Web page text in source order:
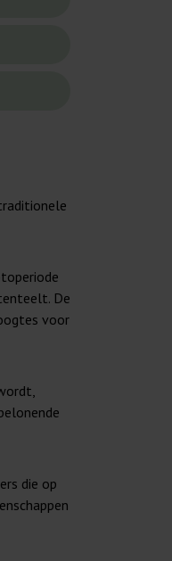
De
voor
die op